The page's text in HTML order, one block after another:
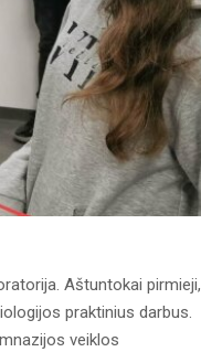
Aštuntokai pirmieji,
praktinius darbus.
veiklos